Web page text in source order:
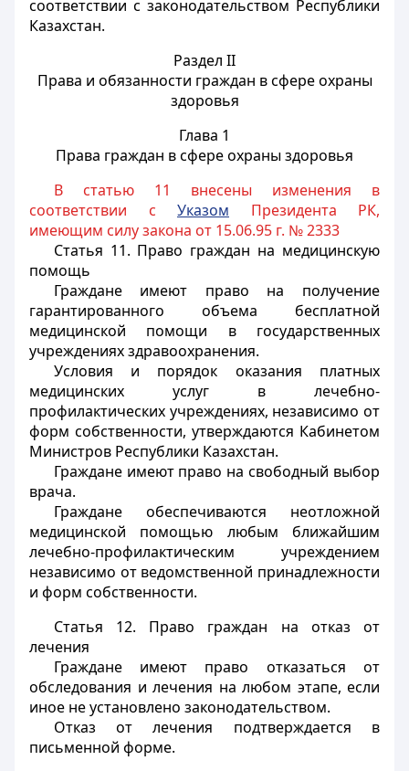
соответствии с законодательством Республики
Казахстан.
Раздел II
Права и обязанности граждан в сфере охраны
здоровья
Глава 1
Права граждан в сфере охраны здоровья
В статью 11 внесены изменения в
соответствии с Указом Президента РК,
имеющим силу закона от 15.06.95 г. № 2333
Статья 11. Право граждан на медицинскую
помощь
Граждане имеют право на получение
гарантированного объема бесплатной
медицинской помощи в государственных
учреждениях здравоохранения.
Условия и порядок оказания платных
медицинских услуг в лечебно-
профилактических учреждениях, независимо от
форм собственности, утверждаются Кабинетом
Министров Республики Казахстан.
Граждане имеют право на свободный выбор
врача.
Граждане обеспечиваются неотложной
медицинской помощью любым ближайшим
лечебно-профилактическим учреждением
независимо от ведомственной принадлежности
и форм собственности.
Статья 12. Право граждан на отказ от
лечения
Граждане имеют право отказаться от
обследования и лечения на любом этапе, если
иное не установлено законодательством.
Отказ от лечения подтверждается в
письменной форме.